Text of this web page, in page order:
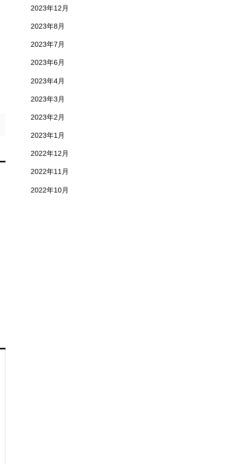
2023年12月
2023年8月
2023年7月
2023年6月
2023年4月
2023年3月
2023年2月
2023年1月
2022年12月
2022年11月
2022年10月